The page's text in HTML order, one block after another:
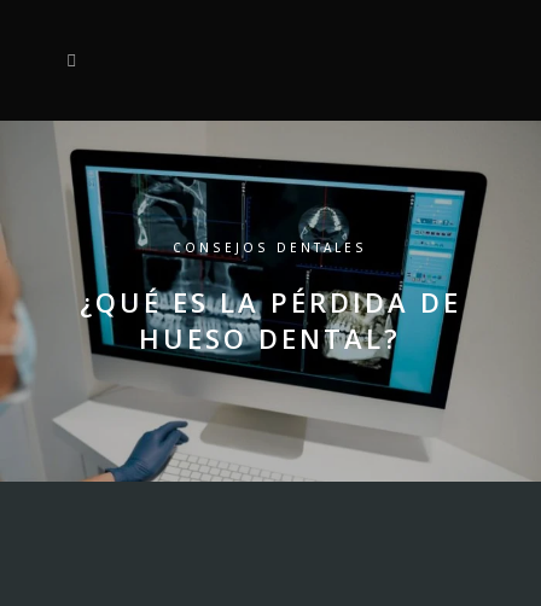
CONSEJOS DENTALES
¿QUÉ ES LA PÉRDIDA DE
HUESO DENTAL?